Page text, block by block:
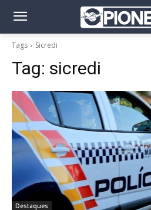
Tags Sicredi
Tag: sicredi
Destaques